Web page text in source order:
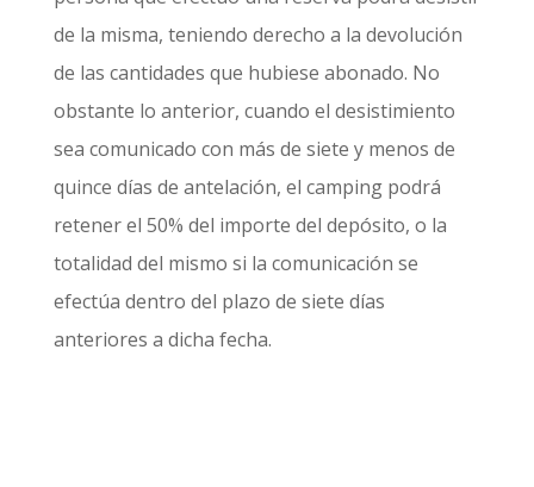
de la misma, teniendo derecho a la devolución
de las cantidades que hubiese abonado. No
obstante lo anterior, cuando el desistimiento
sea comunicado con más de siete y menos de
quince días de antelación, el camping podrá
retener el 50% del importe del depósito, o la
totalidad del mismo si la comunicación se
efectúa dentro del plazo de siete días
anteriores a dicha fecha.